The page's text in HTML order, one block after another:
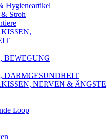
Hygieneartikel
& Stroh
BEWEGUNG
DARMGESUNDHEIT
NERVEN & ÄNGSTE
Loop